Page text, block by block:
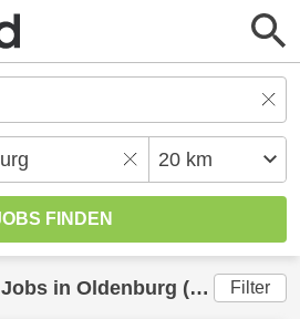
Jobs in Oldenburg (20 km) gefunden Filter